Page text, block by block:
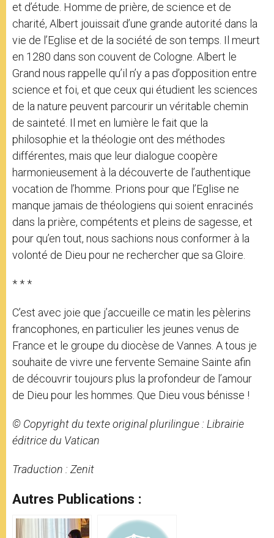
et d’étude. Homme de prière, de science et de
charité, Albert jouissait d’une grande autorité dans la
vie de l’Eglise et de la société de son temps. Il meurt
en 1280 dans son couvent de Cologne. Albert le
Grand nous rappelle qu’il n’y a pas d’opposition entre
science et foi, et que ceux qui étudient les sciences
de la nature peuvent parcourir un véritable chemin
de sainteté. Il met en lumière le fait que la
philosophie et la théologie ont des méthodes
différentes, mais que leur dialogue coopère
harmonieusement à la découverte de l’authentique
vocation de l’homme. Prions pour que l’Eglise ne
manque jamais de théologiens qui soient enracinés
dans la prière, compétents et pleins de sagesse, et
pour qu’en tout, nous sachions nous conformer à la
volonté de Dieu pour ne rechercher que sa Gloire.
* * *
C’est avec joie que j’accueille ce matin les pèlerins
francophones, en particulier les jeunes venus de
France et le groupe du diocèse de Vannes. A tous je
souhaite de vivre une fervente Semaine Sainte afin
de découvrir toujours plus la profondeur de l’amour
de Dieu pour les hommes. Que Dieu vous bénisse !
© Copyright du texte original plurilingue : Librairie
éditrice du Vatican
Traduction : Zenit
Autres Publications :